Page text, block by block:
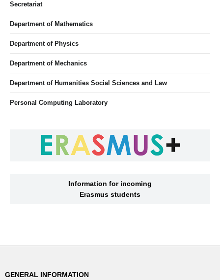
Secretariat
Department of Mathematics
Department of Physics
Department of Mechanics
Department of Humanities Social Sciences and Law
Personal Computing Laboratory
Information for incoming
Erasmus students
GENERAL INFORMATION